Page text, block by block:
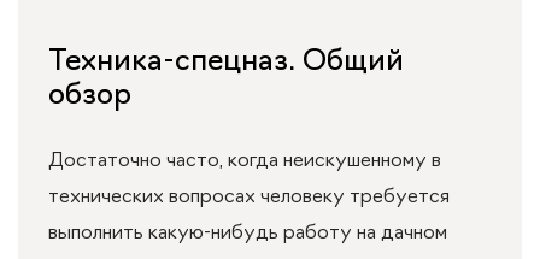
Техника-спецназ. Общий
обзор
Достаточно часто, когда неискушенному в
технических вопросах человеку требуется
выполнить какую-нибудь работу на дачном